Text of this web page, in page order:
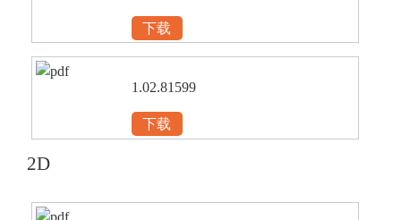
下载
1.02.81599
下载
2D